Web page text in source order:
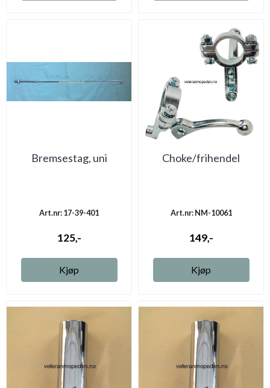
Bremsestag, uni
Art.nr: 17-39-401
125,-
Kjøp
Choke/frihendel
Art.nr: NM-10061
149,-
Kjøp